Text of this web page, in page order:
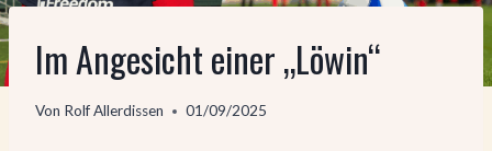
Im Angesicht einer „Löwin“
Von Rolf Allerdissen 01/09/2025